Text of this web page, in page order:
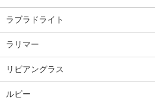
ラブラドライト
ラリマー
リビアングラス
ルビー